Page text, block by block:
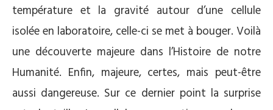
température et la gravité autour d’une cellule
isolée en laboratoire, celle-ci se met à bouger. Voilà
une découverte majeure dans l’Histoire de notre
Humanité. Enfin, majeure, certes, mais peut-être
aussi dangereuse. Sur ce dernier point la surprise